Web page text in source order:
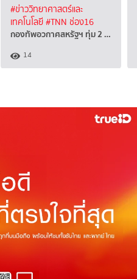
#ข่าววิทยาศาสตร์และ
เทคโนโลยี#TNN ช่อง16
กองทัพอวกาศสหรัฐฯ ทุ่ม 2 …
14